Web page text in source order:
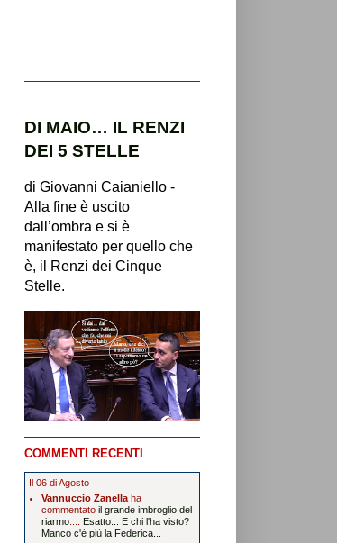
DI MAIO… IL RENZI
DEI 5 STELLE
di Giovanni Caianiello -
Alla fine è uscito
dall’ombra e si è
manifestato per quello che
è, il Renzi dei Cinque
Stelle.
COMMENTI RECENTI
Il 06 di Agosto
Vannuccio Zanellaha
commentato il grande imbroglio del
riarmo...: Esatto... E chi l'ha visto?
Manco c'è più la Federica...